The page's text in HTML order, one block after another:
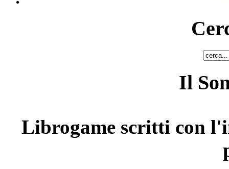
Il
Librogame scritti con